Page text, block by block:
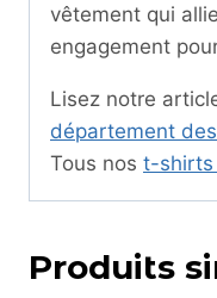
vêtement qui
engagement
Lisez notre
département
Tous nos t-shirts
Produits